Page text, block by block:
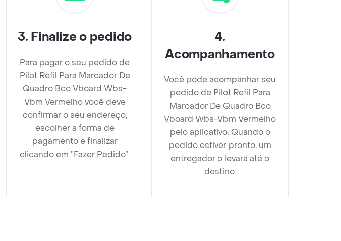
3. Finalize o pedido
Para pagar o seu pedido de
Pilot Refil Para Marcador De
Quadro Bco Vboard Wbs-
Vbm Vermelho você deve
confirmar o seu endereço,
escolher a forma de
pagamento e finalizar
clicando em ”Fazer Pedido”.
4.
Acompanhamento
Você pode acompanhar seu
pedido de Pilot Refil Para
Marcador De Quadro Bco
Vboard Wbs-Vbm Vermelho
pelo aplicativo. Quando o
pedido estiver pronto, um
entregador o levará até o
destino.